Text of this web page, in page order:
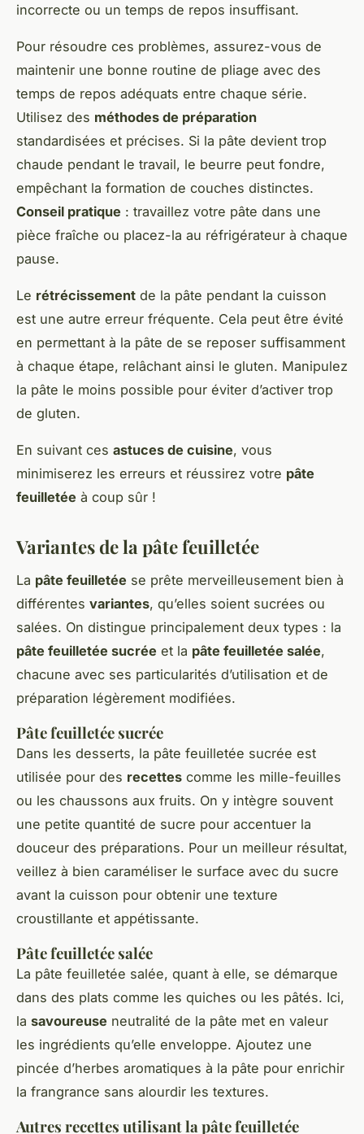
incorrecte ou un temps de repos insuffisant.
Pour résoudre ces problèmes, assurez-vous de
maintenir une bonne routine de pliage avec des
temps de repos adéquats entre chaque série.
Utilisez des méthodes de préparation
standardisées et précises. Si la pâte devient trop
chaude pendant le travail, le beurre peut fondre,
empêchant la formation de couches distinctes.
Conseil pratique : travaillez votre pâte dans une
pièce fraîche ou placez-la au réfrigérateur à chaque
pause.
Le rétrécissement de la pâte pendant la cuisson
est une autre erreur fréquente. Cela peut être évité
en permettant à la pâte de se reposer suffisamment
à chaque étape, relâchant ainsi le gluten. Manipulez
la pâte le moins possible pour éviter d’activer trop
de gluten.
En suivant ces astuces de cuisine, vous
minimiserez les erreurs et réussirez votre pâte
feuilletée à coup sûr !
Variantes de la pâte feuilletée
La pâte feuilletée se prête merveilleusement bien à
différentes variantes, qu’elles soient sucrées ou
salées. On distingue principalement deux types : la
pâte feuilletée sucrée et la pâte feuilletée salée,
chacune avec ses particularités d’utilisation et de
préparation légèrement modifiées.
Pâte feuilletée sucrée
Dans les desserts, la pâte feuilletée sucrée est
utilisée pour des recettes comme les mille-feuilles
ou les chaussons aux fruits. On y intègre souvent
une petite quantité de sucre pour accentuer la
douceur des préparations. Pour un meilleur résultat,
veillez à bien caraméliser le surface avec du sucre
avant la cuisson pour obtenir une texture
croustillante et appétissante.
Pâte feuilletée salée
La pâte feuilletée salée, quant à elle, se démarque
dans des plats comme les quiches ou les pâtés. Ici,
la savoureuse neutralité de la pâte met en valeur
les ingrédients qu’elle enveloppe. Ajoutez une
pincée d’herbes aromatiques à la pâte pour enrichir
la frangrance sans alourdir les textures.
Autres recettes utilisant la pâte feuilletée